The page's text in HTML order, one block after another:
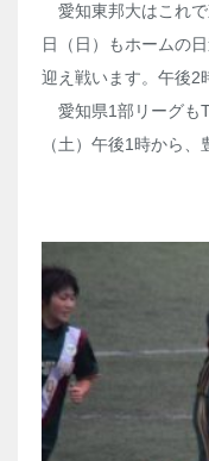
愛知東邦大はこれ
日（日）もホームの
迎え戦います。午後2
愛知県1部リーグも
（土）午後1時から、